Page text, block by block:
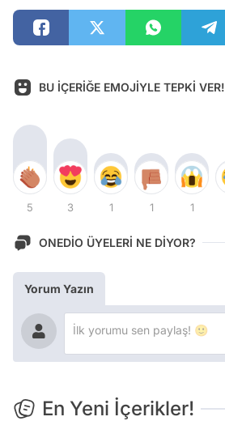
BU İÇERİĞE EMOJİYLE TEPKİ VER!
5 3 1 1 1
ONEDİO ÜYELERİ NE DİYOR?
Yorum Yazın
En Yeni İçerikler!